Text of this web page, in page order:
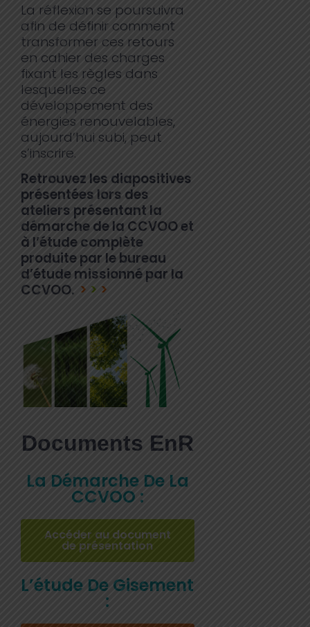
La réflexion se poursuivra
afin de définir comment
transformer ces retours
en cahier des charges
fixant les règles dans
lesquelles ce
développement des
énergies renouvelables,
aujourd’hui subi, peut
s’inscrire.
Retrouvez les diapositives
présentées lors des
ateliers présentant la
démarche de la CCVOO et
à l’étude complète
produite par le bureau
d’étude missionné par la
CCVOO. > > >
Documents EnR
La Démarche De La
CCVOO :
Accéder au document
de présentation
L’étude De Gisement
: